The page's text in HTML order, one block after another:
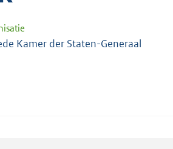
Kamer der Staten-Generaal